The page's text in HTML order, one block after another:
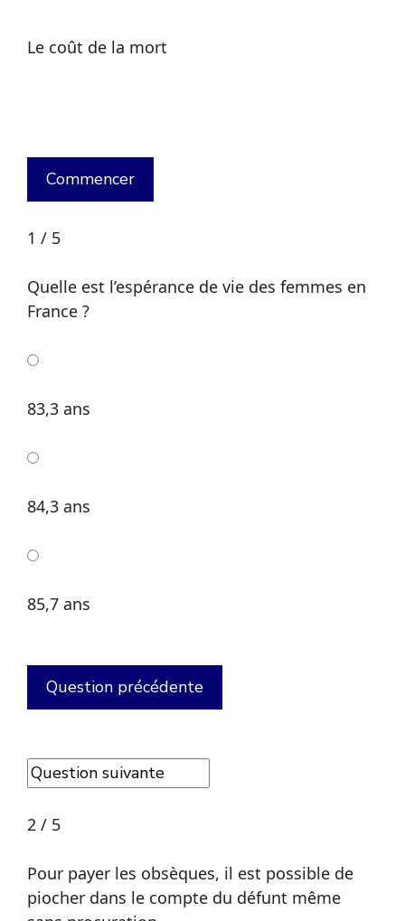
Le coût de la mort
1 / 5
Quelle est l’espérance de vie des femmes en
France ?
83,3 ans
84,3 ans
85,7 ans
2 / 5
Pour payer les obsèques, il est possible de
piocher dans le compte du défunt même